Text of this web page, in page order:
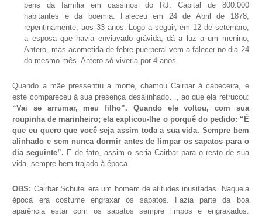
bens da família em cassinos do RJ. Capital de 800.000
habitantes e da boemia. Faleceu em 24 de Abril de 1878,
repentinamente, aos 33 anos. Logo a seguir, em 12 de setembro,
a esposa que havia enviuvado grávida, dá a luz a um menino,
Antero, mas acometida de febre puerperal vem a falecer no dia 24
do mesmo mês. Antero só viveria por 4 anos.
Quando a mãe pressentiu a morte, chamou Cairbar à cabeceira, e
este compareceu à sua presença desalinhado…, ao que ela retrucou:
“Vai se arrumar, meu filho”. Quando ele voltou, com sua
roupinha de marinheiro; ela explicou-lhe o porquê do pedido: “É
que eu quero que você seja assim toda a sua vida. Sempre bem
alinhado e sem nunca dormir antes de limpar os sapatos para o
dia seguinte”. E de fato, assim o seria Cairbar para o resto de sua
vida, sempre bem trajado à época.
OBS: Cairbar Schutel era um homem de atitudes inusitadas. Naquela
época era costume engraxar os sapatos. Fazia parte da boa
aparência estar com os sapatos sempre limpos e engraxados.